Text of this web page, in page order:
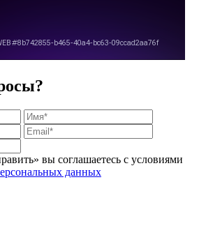
вы соглашаетесь с условиями
данных